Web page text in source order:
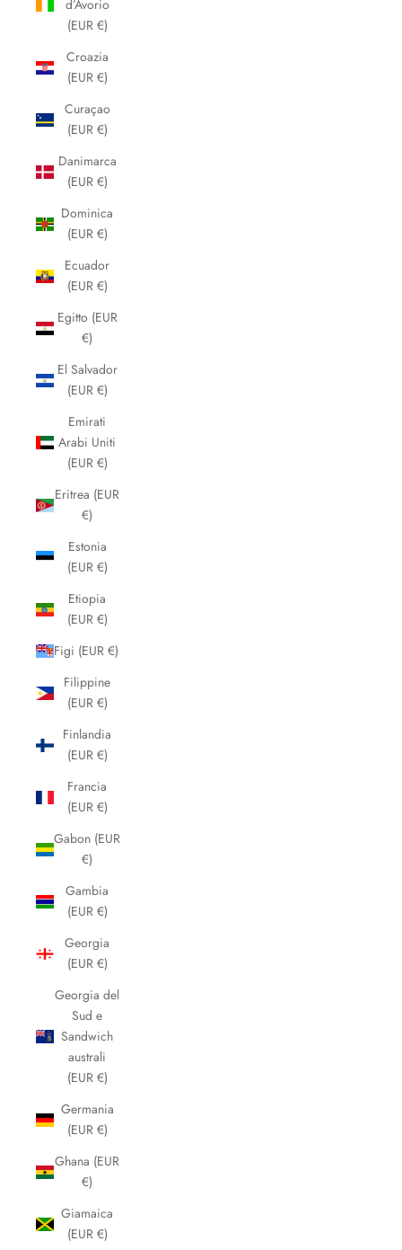
d’Avorio
(EUR €)
Croazia
(EUR €)
Curaçao
(EUR €)
Danimarca
(EUR €)
Dominica
(EUR €)
Ecuador
(EUR €)
Egitto (EUR
€)
El Salvador
(EUR €)
Emirati
Arabi Uniti
(EUR €)
Eritrea (EUR
€)
Estonia
(EUR €)
Etiopia
(EUR €)
Figi (EUR €)
Filippine
(EUR €)
Finlandia
(EUR €)
Francia
(EUR €)
Gabon (EUR
€)
Gambia
(EUR €)
Georgia
(EUR €)
Georgia del
Sud e
Sandwich
australi
(EUR €)
Germania
(EUR €)
Ghana (EUR
€)
Giamaica
(EUR €)